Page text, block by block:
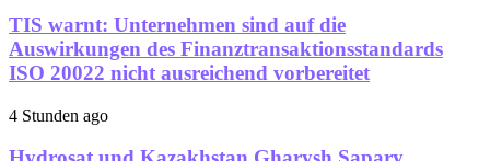
TIS warnt: Unternehmen sind auf die
Auswirkungen des Finanztransaktionsstandards
ISO 20022 nicht ausreichend vorbereitet
4 Stunden ago